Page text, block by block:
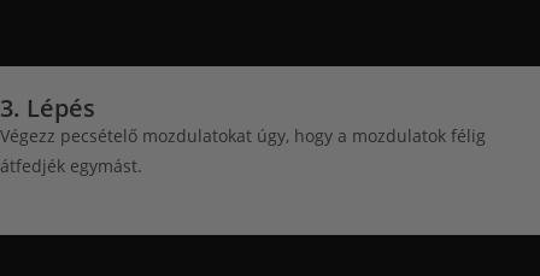
3. Lépés
Végezz pecsételő mozdulatokat úgy, hogy a mozdulatok félig
átfedjék egymást.